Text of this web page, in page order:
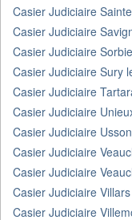
Casier Judiciaire
Casier Judiciaire
Casier Judiciaire
Casier Judiciaire Sury
Casier Judiciaire
Casier Judiciaire
Casier Judiciaire
Casier Judiciaire
Casier Judiciaire
Casier Judiciaire
Casier Judiciaire